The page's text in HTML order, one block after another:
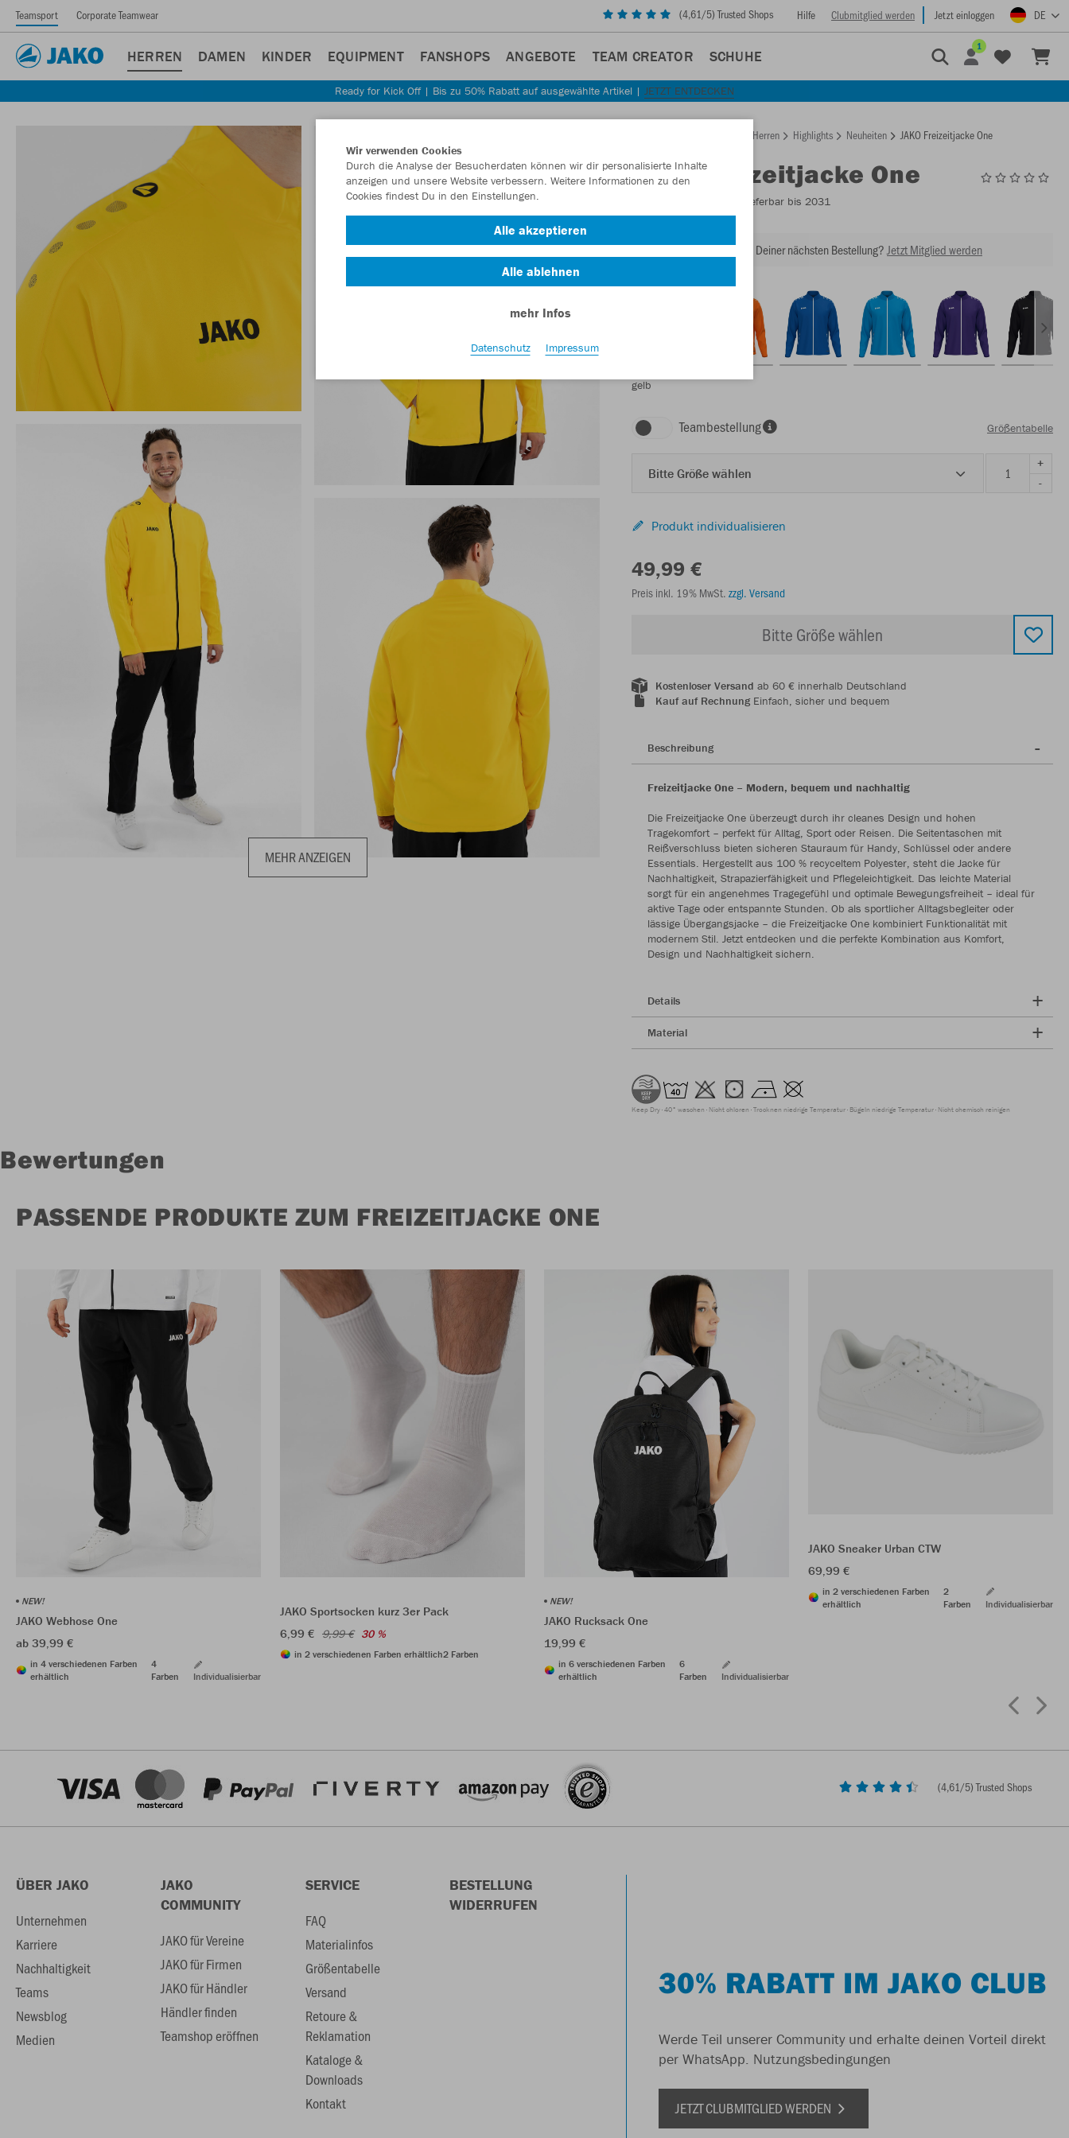
Teamsport Corporate Teamwear (4,61/5) Trusted Shops Hilfe Clubmitglied werden Jetzt einloggen DE
HERREN DAMEN KINDER EQUIPMENT FANSHOPS ANGEBOTE TEAM CREATOR SCHUHE
1
Ready for Kick Off | Bis zu 50% Rabatt auf ausgewählte Artikel | JETZT ENTDECKEN
MEHR ANZEIGEN
Herren Highlights Neuheiten JAKO Freizeitjacke One
JAKOFreizeitjacke One
- Lieferbar bis 2031
Lust auf 30% Rabatt bei Deiner nächsten Bestellung? Jetzt Mitglied werden
gelb
Teambestellung Größentabelle
Bitte Größe wählen
+
-
Produkt individualisieren
49,99 €
Preis inkl. 19% MwSt. zzgl. Versand
Bitte Größe wählen
Kostenloser Versand ab 60 € innerhalb Deutschland
Kauf auf RechnungEinfach, sicher und bequem
Beschreibung
Freizeitjacke One – Modern, bequem und nachhaltig
Die Freizeitjacke One überzeugt durch ihr cleanes Design und hohen
Tragekomfort – perfekt für Alltag, Sport oder Reisen. Die Seitentaschen mit
Reißverschluss bieten sicheren Stauraum für Handy, Schlüssel oder andere
Essentials. Hergestellt aus 100 % recyceltem Polyester, steht die Jacke für
Nachhaltigkeit, Strapazierfähigkeit und Pflegeleichtigkeit. Das leichte Material
sorgt für ein angenehmes Tragegefühl und optimale Bewegungsfreiheit – ideal für
aktive Tage oder entspannte Stunden. Ob als sportlicher Alltagsbegleiter oder
lässige Übergangsjacke – die Freizeitjacke One kombiniert Funktionalität mit
modernem Stil. Jetzt entdecken und die perfekte Kombination aus Komfort,
Design und Nachhaltigkeit sichern.
Details
Material
Keep Dry 40° waschen Nicht chloren Trocknen niedrige Temperatur Bügeln niedrige Temperatur Nicht chemisch reinigen
Bewertungen
PASSENDE PRODUKTE ZUM FREIZEITJACKE ONE
NEW!
JAKO Webhose One
ab 39,99 €
in 4 verschiedenen Farben
erhältlich
4
Farben
Individualisierbar
JAKO Sportsocken kurz 3er Pack
6,99 € 9,99 € 30 %
in 2 verschiedenen Farben erhältlich2 Farben
NEW!
JAKO Rucksack One
19,99 €
in 6 verschiedenen Farben
erhältlich
6
Farben
Individualisierbar
JAKO Sneaker Urban CTW
69,99 €
in 2 verschiedenen Farben
erhältlich
2
Farben
Individualisierbar
(4,61/5) Trusted Shops
ÜBER JAKO
Unternehmen
Karriere
Nachhaltigkeit
Teams
Newsblog
Medien
JAKO
COMMUNITY
JAKO für Vereine
JAKO für Firmen
JAKO für Händler
Händler finden
Teamshop eröffnen
SERVICE
FAQ
Materialinfos
Größentabelle
Versand
Retoure &
Reklamation
Kataloge &
Downloads
Kontakt
BESTELLUNG
WIDERRUFEN
30% RABATT IM JAKO CLUB
Werde Teil unserer Community und erhalte deinen Vorteil direkt
per WhatsApp. Nutzungsbedingungen
JETZT CLUBMITGLIED WERDEN
Wir verwenden Cookies
Durch die Analyse der Besucherdaten können wir dir personalisierte Inhalte
anzeigen und unsere Website verbessern. Weitere Informationen zu den
Cookies findest Du in den Einstellungen.
Alle akzeptieren
Alle ablehnen
mehr Infos
Datenschutz Impressum